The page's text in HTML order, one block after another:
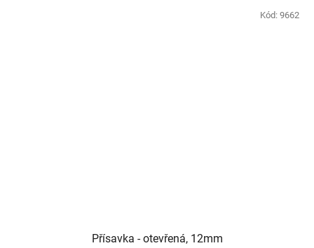
Přísavka - otevřená, 12mm
Kód: 9662